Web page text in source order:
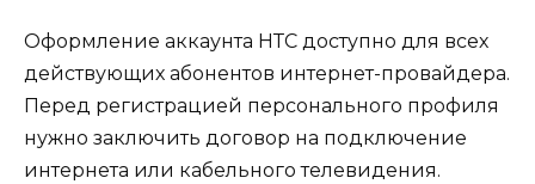
Оформление аккаунта НТС доступно для всех
действующих абонентов интернет-провайдера.
Перед регистрацией персонального профиля
нужно заключить договор на подключение
интернета или кабельного телевидения.